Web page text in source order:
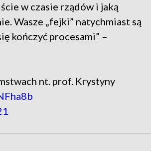
w czasie rządów i jaką
Wasze „fejki” natychmiast są
kończyć procesami” –
nt. prof. Krystyny